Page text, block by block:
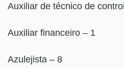
Auxiliar de técnico de
Auxiliar financeiro – 1
Azulejista – 8